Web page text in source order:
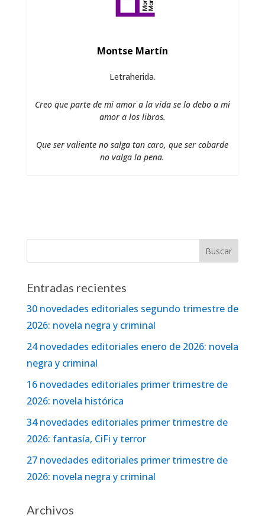
Montse Martín
Letraherida.
Creo que parte de mi amor a la vida se lo debo a mi
amor a los libros.
Que ser valiente no salga tan caro, que ser cobarde
no valga la pena.
Entradas recientes
30 novedades editoriales segundo trimestre de
2026: novela negra y criminal
24 novedades editoriales enero de 2026: novela
negra y criminal
16 novedades editoriales primer trimestre de
2026: novela histórica
34 novedades editoriales primer trimestre de
2026: fantasía, CiFi y terror
27 novedades editoriales primer trimestre de
2026: novela negra y criminal
Archivos